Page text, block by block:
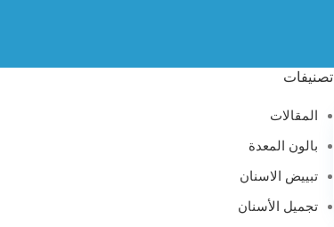
تصنيفات
المقالات
بالون المعدة
تبييض الاسنان
تجميل الأسنان